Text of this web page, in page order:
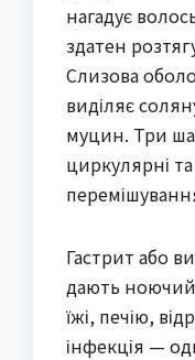
нагадує
здатен
Слизова
виділяє
муцин. Три
циркулярні
Гастрит або
дають ноючий
їжі, печію,
інфекція —